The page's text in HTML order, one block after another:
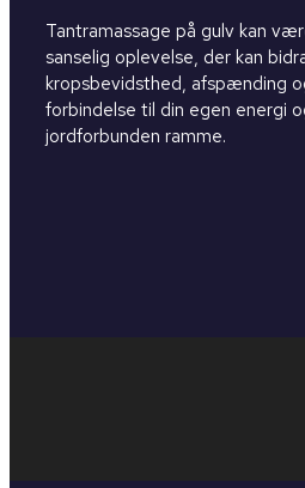
Tantramassage på gulv kan
sanselig oplevelse, der kan
kropsbevidsthed, afspænding
forbindelse til din egen energi
jordforbunden ramme.